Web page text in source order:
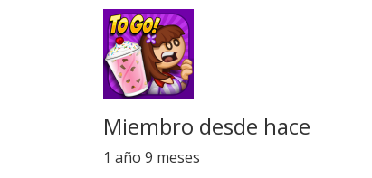
Miembro desde hace
1 año 9 meses